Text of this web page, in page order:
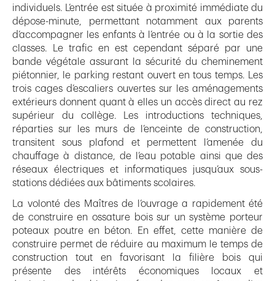
individuels. L’entrée est située à proximité immédiate du
dépose-minute, permettant notamment aux parents
d’accompagner les enfants à l’entrée ou à la sortie des
classes. Le trafic en est cependant séparé par une
bande végétale assurant la sécurité du cheminement
piétonnier, le parking restant ouvert en tous temps. Les
trois cages d’escaliers ouvertes sur les aménagements
extérieurs donnent quant à elles un accès direct au rez
supérieur du collège. Les introductions techniques,
réparties sur les murs de l’enceinte de construction,
transitent sous plafond et permettent l’amenée du
chauffage à distance, de l’eau potable ainsi que des
réseaux électriques et informatiques jusqu’aux sous-
stations dédiées aux bâtiments scolaires.
La volonté des Maîtres de l’ouvrage a rapidement été
de construire en ossature bois sur un système porteur
poteaux poutre en béton. En effet, cette manière de
construire permet de réduire au maximum le temps de
construction tout en favorisant la filière bois qui
présente des intérêts économiques locaux et